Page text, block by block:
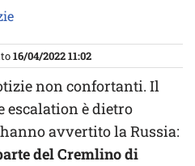
16/04/2022 11:02
non confortanti. Il
è dietro
avvertito la Russia:
del Cremlino di